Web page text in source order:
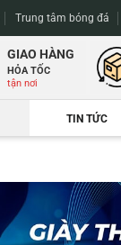
Trung tâm bóng đá
GIAO HÀNG
HỎA TỐC
tận nơi
TIN TỨC